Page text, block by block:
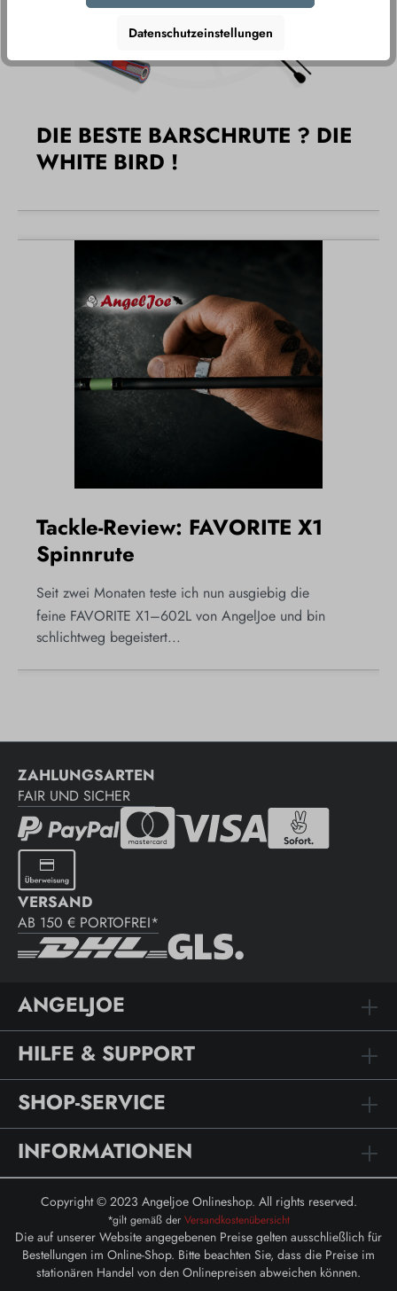
DIE BESTE BARSCHRUTE ? DIE
WHITE BIRD !
Tackle-Review: FAVORITE X1
Spinnrute
Seit zwei Monaten teste ich nun ausgiebig die
feine FAVORITE X1–602L von AngelJoe und bin
schlichtweg begeistert...
ZAHLUNGSARTEN
FAIR UND SICHER
VERSAND
AB 150 € PORTOFREI*
ANGELJOE
HILFE & SUPPORT
SHOP-SERVICE
INFORMATIONEN
Copyright © 2023 Angeljoe Onlineshop. All rights reserved.
*gilt gemäß der Versandkostenübersicht
Die auf unserer Website angegebenen Preise gelten ausschließlich für
Bestellungen im Online-Shop. Bitte beachten Sie, dass die Preise im
stationären Handel von den Onlinepreisen abweichen können.
Datenschutzeinstellungen